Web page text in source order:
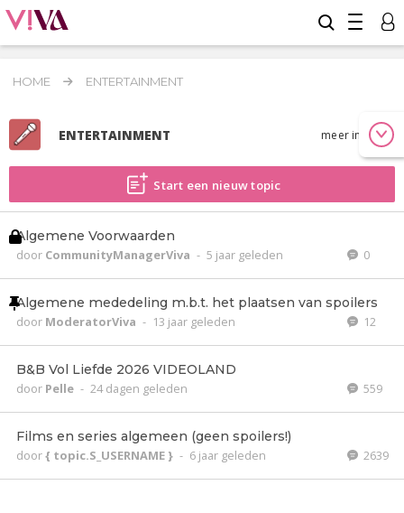
HOME ENTERTAINMENT
ENTERTAINMENT meer info
Start een nieuw topic
Algemene Voorwaarden
door CommunityManagerViva - 5 jaar geleden 0
Algemene mededeling m.b.t. het plaatsen van spoilers
door ModeratorViva - 13 jaar geleden 12
B&B Vol Liefde 2026 VIDEOLAND
door Pelle - 24 dagen geleden 559
Films en series algemeen (geen spoilers!)
door{ topic.S_USERNAME } - 6 jaar geleden 2639